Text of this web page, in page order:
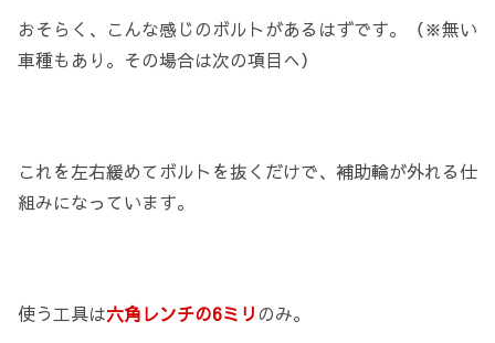
おそらく、こんな感じのボルトがあるはずです。（※無い
車種もあり。その場合は次の項目へ）
これを左右緩めてボルトを抜くだけで、補助輪が外れる仕
組みになっています。
使う工具は六角レンチの6ミリ のみ。